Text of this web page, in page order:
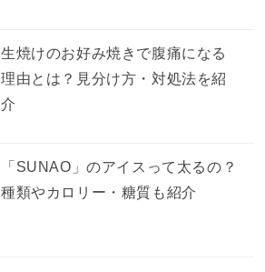
生焼けのお好み焼きで腹痛になる
理由とは？見分け方・対処法を紹
介
「SUNAO」のアイスって太るの？
種類やカロリー・糖質も紹介